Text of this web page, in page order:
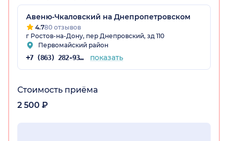
Авеню-Чкаловский на Днепропетровском
4.780 отзывов
г Ростов-на-Дону, пер Днепровский, зд 110
Первомайский район
+7 (863) 282-93-77 показать
Стоимость приёма
2 500 ₽